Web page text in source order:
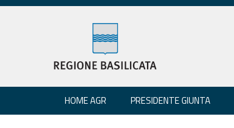
HOME AGR PRESIDENTE GIUNTA